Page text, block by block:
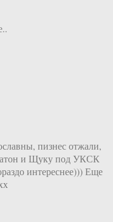
пизнес отжали,
и Щуку под УКСК
интереснее))) Еще